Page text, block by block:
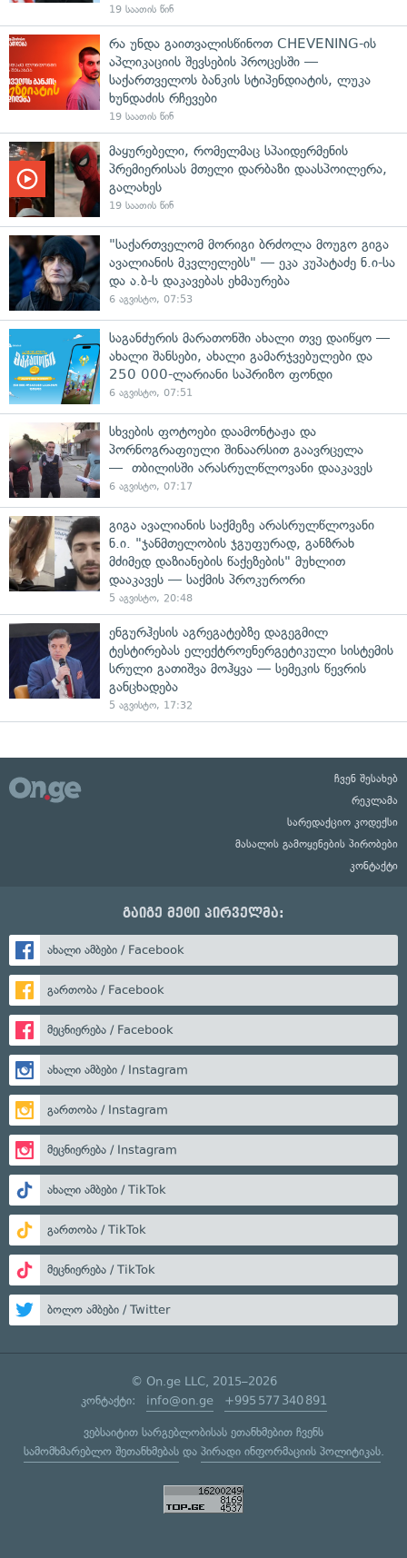
19 საათის წინ
რა უნდა გაითვალისწინოთ CHEVENING-ის
აპლიკაციის შევსების პროცესში —
საქართველოს ბანკის სტიპენდიატის, ლუკა
ხუნდაძის რჩევები
19 საათის წინ
მაყურებელი, რომელმაც სპაიდერმენის
პრემიერისას მთელი დარბაზი დაასპოილერა,
გალახეს
19 საათის წინ
"საქართველომ მორიგი ბრძოლა მოუგო გიგა
ავალიანის მკვლელებს" — ეკა კუპატაძე ნ.ი-სა
და ა.ბ-ს დაკავებას ეხმაურება
6 აგვისტო, 07:53
საგანძურის მარათონში ახალი თვე დაიწყო —
ახალი შანსები, ახალი გამარჯვებულები და
250 000-ლარიანი საპრიზო ფონდი
6 აგვისტო, 07:51
სხვების ფოტოები დაამონტაჟა და
პორნოგრაფიული შინაარსით გაავრცელა
— თბილისში არასრულწლოვანი დააკავეს
6 აგვისტო, 07:17
გიგა ავალიანის საქმეზე არასრულწლოვანი
ნ.ი. "ჯანმთელობის ჯგუფურად, განზრახ
მძიმედ დაზიანების წაქეზების" მუხლით
დააკავეს — საქმის პროკურორი
5 აგვისტო, 20:48
ენგურჰესის აგრეგატებზე დაგეგმილ
ტესტირებას ელექტროენერგეტიკული სისტემის
სრული გათიშვა მოჰყვა — სემეკის წევრის
განცხადება
5 აგვისტო, 17:32
ჩვენ შესახებ
რეკლამა
სარედაქციო კოდექსი
მასალის გამოყენების პირობები
კონტაქტი
გაიგე მეტი პირველმა:
ახალი ამბები / Facebook
გართობა / Facebook
მეცნიერება / Facebook
ახალი ამბები / Instagram
გართობა / Instagram
მეცნიერება / Instagram
ახალი ამბები / TikTok
გართობა / TikTok
მეცნიერება / TikTok
ბოლო ამბები / Twitter
© On.ge LLC, 2015–2026
კონტაქტი: info@on.ge +995 577 340 891
ვებსაიტით სარგებლობისას ეთანხმებით ჩვენს
სამომხმარებლო შეთანხმებასდა პირადი ინფორმაციის პოლიტიკას.